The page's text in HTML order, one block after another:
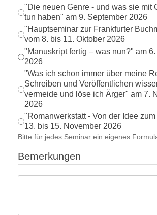
"Die neuen Genre - und was sie mit
tun haben" am 9. September 2026
"Hauptseminar zur Frankfurter
vom 8. bis 11. Oktober 2026
"Manuskript fertig – was nun?" am
2026
"Was ich schon immer über meine
Schreiben und Veröffentlichen
vermeide und löse ich Ärger" am 7.
2026
"Romanwerkstatt - Von der Idee
13. bis 15. November 2026
Bitte für jedes Seminar ein eigenes
Bemerkungen